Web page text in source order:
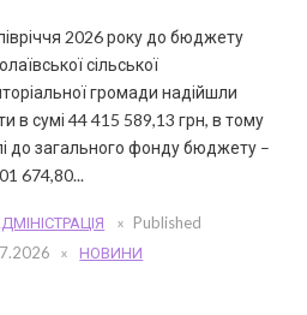
2026 року до бюджету
сільської
громади надійшли
в сумі 44 415 589,13 грн, в тому
до загального фонду бюджету –
674,80...
Published
НОВИНИ